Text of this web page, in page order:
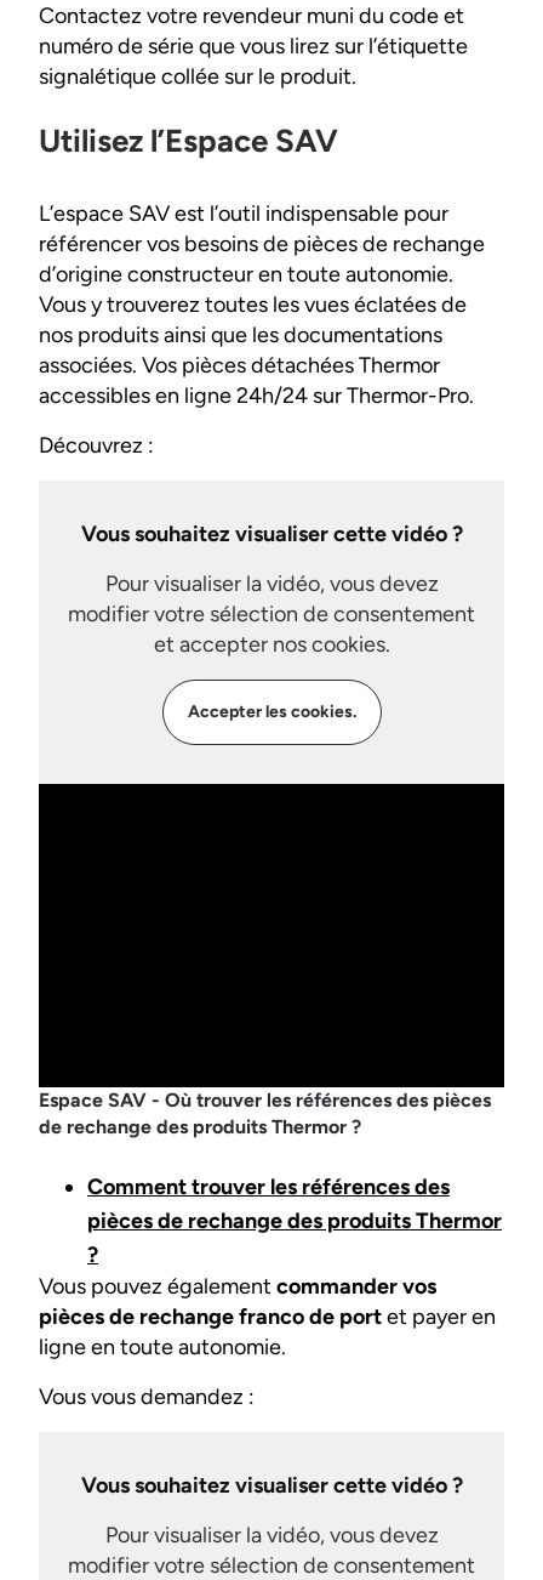
Contactez votre revendeur muni du code et
numéro de série que vous lirez sur l’étiquette
signalétique collée sur le produit.
Utilisez l’Espace SAV
L’espace SAV est l’outil indispensable pour
référencer vos besoins de pièces de rechange
d’origine constructeur en toute autonomie.
Vous y trouverez toutes les vues éclatées de
nos produits ainsi que les documentations
associées. Vos pièces détachées Thermor
accessibles en ligne 24h/24 sur Thermor-Pro.
Découvrez :
Vous souhaitez visualiser cette vidéo ?
Pour visualiser la vidéo, vous devez
modifier votre sélection de consentement
et accepter nos cookies.
Accepter les cookies.
Espace SAV - Où trouver les références des pièces
de rechange des produits Thermor ?
Comment trouver les références des
pièces de rechange des produits Thermor
?
Vous pouvez également commander vos
pièces de rechange franco de portet payer en
ligne en toute autonomie.
Vous vous demandez :
Vous souhaitez visualiser cette vidéo ?
Pour visualiser la vidéo, vous devez
modifier votre sélection de consentement